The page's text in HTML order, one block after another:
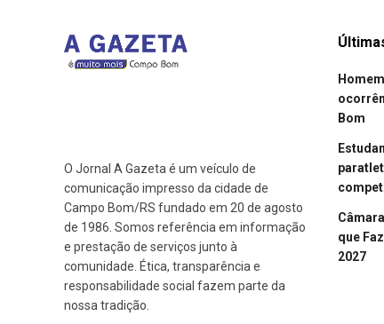
O Jornal A Gazeta é um veículo de
comunicação impresso da cidade de
Campo Bom/RS fundado em 20 de agosto
de 1986. Somos referência em informação
e prestação de serviços junto à
comunidade. Ética, transparência e
responsabilidade social fazem parte da
nossa tradição.
Bom
que
2027